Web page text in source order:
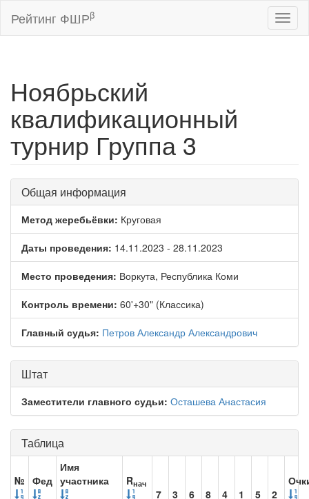
Рейтинг ФШРβ
Ноябрьский
квалификационный
турнир Группа 3
Общая информация
Метод жеребьёвки: Круговая
Даты проведения: 14.11.2023 - 28.11.2023
Место проведения: Воркута, Республика Коми
Контроль времени: 60'+30" (Классика)
Главный судья: Петров Александр Александрович
Штат
Заместители главного судьи: Осташева Анастасия
Таблица
№ Фед
Имя
участника
Rнач
7 3 6 8 4 1 5 2